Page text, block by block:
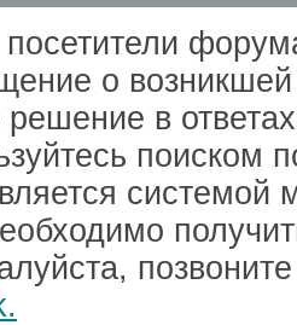
о
в
поиском
системой